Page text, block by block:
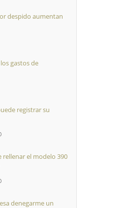
despido aumentan
gastos de
registrar su
rellenar el modelo 390
denegarme un